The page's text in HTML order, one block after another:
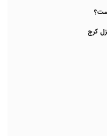
کرج